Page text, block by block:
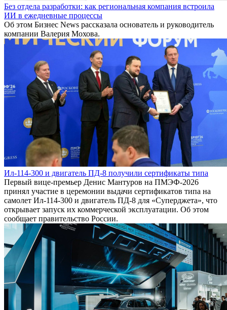
Без отдела разработки: как региональная компания встроила
ИИ в ежедневные процессы
Об этом Бизнес News рассказала основатель и руководитель
компании Валерия Мохова.
Ил-114-300 и двигатель ПД-8 получили сертификаты типа
Первый вице-премьер Денис Мантуров на ПМЭФ-2026
принял участие в церемонии выдачи сертификатов типа на
самолет Ил-114-300 и двигатель ПД-8 для «Суперджета», что
открывает запуск их коммерческой эксплуатации. Об этом
сообщает правительство России.